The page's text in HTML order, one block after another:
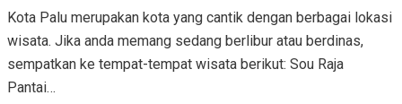
Kota Palu merupakan kota yang cantik dengan berbagai lokasi
wisata. Jika anda memang sedang berlibur atau berdinas,
sempatkan ke tempat-tempat wisata berikut: Sou Raja
Pantai…